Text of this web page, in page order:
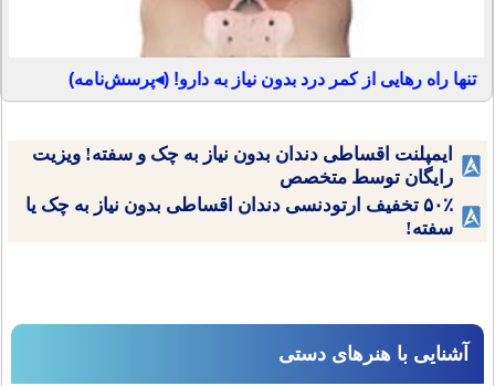
تنها راه رهایی از کمر درد بدون نیاز به دارو! (◂پرسش‌نامه)
ایمپلنت اقساطی دندان بدون نیاز به چک و سفته! ویزیت
رایگان توسط متخصص
۵۰٪ تخفیف ارتودنسی دندان اقساطی بدون نیاز به چک یا
سفته!
آشنایی با هنرهای دستی